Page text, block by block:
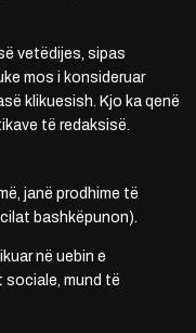
vetëdijes, sipas
mos i konsideruar
klikuesish. Kjo ka qenë
të redaksisë.
janë prodhime të
bashkëpunon).
në uebin e
sociale, mund të